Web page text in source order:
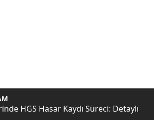
HGS Hasar Kaydı Süreci: Detaylı